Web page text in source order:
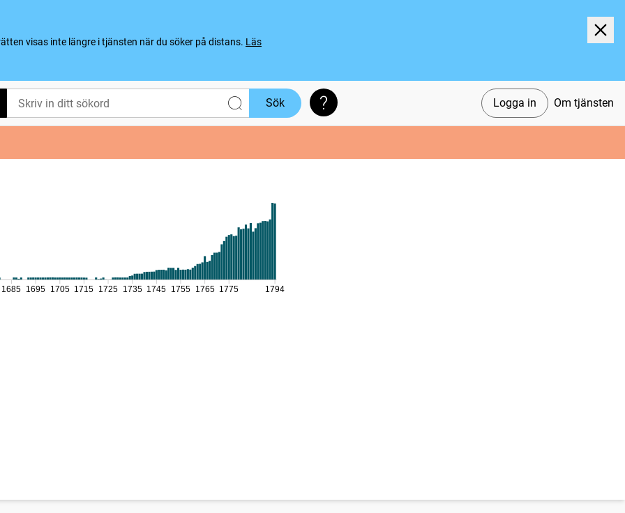
visas inte längre i tjänsten när du söker på distans. Läs
Logga in Om tjänsten
Sök Söktips
1685 1695 1705 1715 1725 1735 1745 1755 1765 1775 1794